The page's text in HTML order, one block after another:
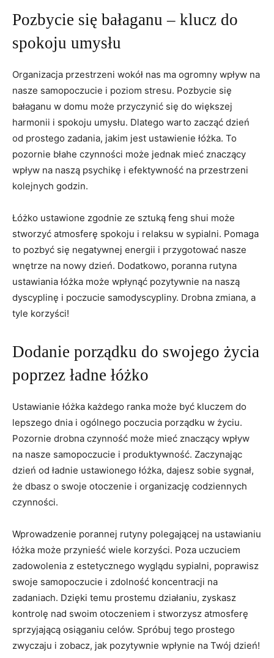
Pozbycie się bałaganu – klucz do
‍spokoju umysłu
Organizacja przestrzeni ⁢wokół​ nas ma ogromny wpływ na
nasze samopoczucie i poziom stresu. Pozbycie się
bałaganu w domu może przyczynić się ⁣do większej ​
harmonii i ‍spokoju umysłu. Dlatego warto⁤ zacząć dzień
od prostego zadania, jakim jest ‍ustawienie łóżka. ⁢To
pozornie błahe czynności może jednak mieć znaczący
‌wpływ na naszą psychikę i​ efektywność na ​przestrzeni
kolejnych godzin.
Łóżko ustawione zgodnie ze sztuką ‌feng shui może
stworzyć atmosferę spokoju i relaksu w sypialni. Pomaga
to pozbyć się negatywnej ⁤energii i przygotować nasze
⁢wnętrze na nowy dzień. Dodatkowo, poranna rutyna
ustawiania⁣ łóżka może wpłynąć pozytywnie na ‌naszą
dyscyplinę i poczucie samodyscypliny. Drobna ‍zmiana, a
tyle korzyści!
Dodanie porządku do swojego‌ życia⁤
poprzez⁣ ładne łóżko
Ustawianie łóżka każdego ranka może być kluczem do
lepszego dnia i ogólnego poczucia porządku w życiu.
Pozornie drobna czynność może mieć znaczący wpływ
na nasze samopoczucie i produktywność. Zaczynając
dzień od ładnie ustawionego łóżka, dajesz sobie sygnał,
że dbasz⁤ o swoje otoczenie i organizację codziennych
czynności.
Wprowadzenie porannej rutyny polegającej na ustawianiu
łóżka może przynieść⁤ wiele korzyści. Poza uczuciem
zadowolenia z ⁢estetycznego wyglądu sypialni, poprawisz
swoje samopoczucie i ​zdolność koncentracji na‍
zadaniach. Dzięki temu prostemu działaniu, zyskasz
kontrolę⁣ nad swoim otoczeniem i stworzysz atmosferę‌
sprzyjającą osiąganiu celów. ‍Spróbuj tego prostego
zwyczaju ‍i zobacz, jak pozytywnie⁤ wpłynie‍ na Twój dzień!